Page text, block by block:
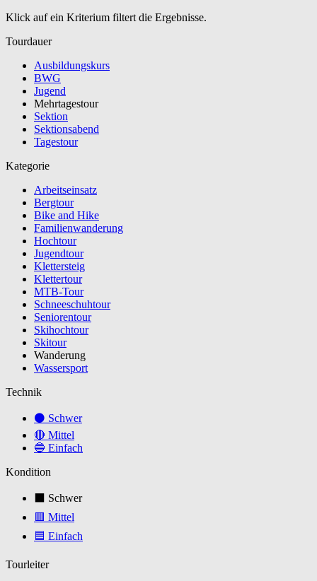
Klick auf ein Kriterium filtert die Ergebnisse.
Tourdauer
Ausbildungskurs
BWG
Jugend
Mehrtagestour
Sektion
Sektionsabend
Tagestour
Kategorie
Arbeitseinsatz
Bergtour
Bike and Hike
Familienwanderung
Hochtour
Jugendtour
Klettersteig
Klettertour
MTB-Tour
Schneeschuhtour
Seniorentour
Skihochtour
Skitour
Wanderung
Wassersport
Technik
⚫ Schwer
🔴 Mittel
🔵 Einfach
Kondition
⬛ Schwer
🟥 Mittel
🟦 Einfach
Tourleiter